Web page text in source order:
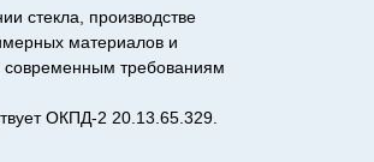
стекла, производстве
материалов и
современным требованиям
ОКПД-2 20.13.65.329.